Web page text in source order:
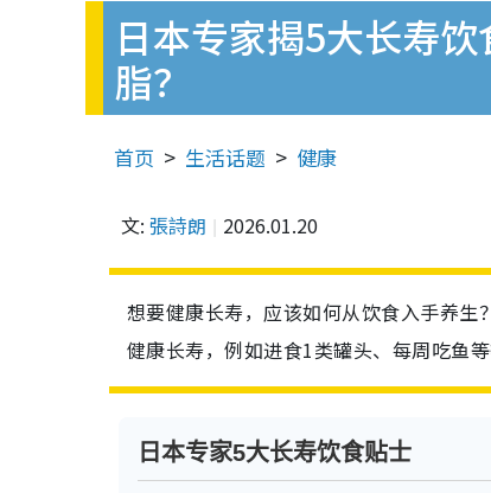
日本专家揭5大长寿
脂？
首页 生活话题 健康
文: 張詩朗 2026.01.20
想要健康长寿，应该如何从饮食入手养
健康长寿，例如进食1类罐头、每周吃鱼
日本专家5大长寿饮食贴士